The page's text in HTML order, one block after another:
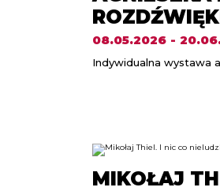
08.05.2026 -
Indywidualna wystawa
MIKOŁAJ